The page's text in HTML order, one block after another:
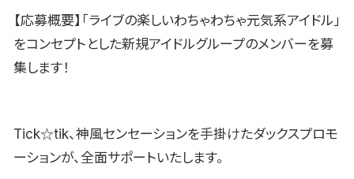
【応募概要】「ライブの楽しいわちゃわちゃ元気系アイドル」
をコンセプトとした新規アイドルグループのメンバーを募
集します！
Tick☆tik、神風センセーションを手掛けたダックスプロモ
ーションが、全面サポートいたします。